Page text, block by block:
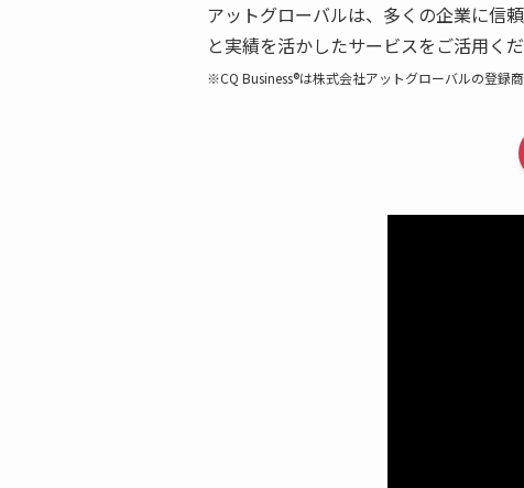
アットグローバルは、多くの企業に信
と実績を活かしたサービスをご活用くだ
※CQ Business®は株式会社アットグローバルの登録商